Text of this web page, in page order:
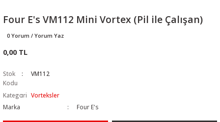
Four E's VM112 Mini Vortex (Pil ile Çalışan)
0 Yorum / Yorum Yaz
0,00 TL
Stok
Kodu
VM112
Kategori Vorteksler
Marka
Four E's